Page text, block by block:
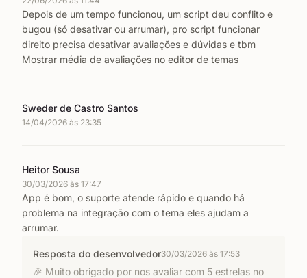
seus clientes.
✨ Funcionalidades
✅ Importação fácil de avaliações de plataformas como
✅ Selecione temas inspirados nas grandes plataformas ou
personalize o layout das avaliações.
✅ Moderação e aprovação de avaliações manual ou
automática.
🚀 Benefícios
plataformas.
Depois de um tempo funcionou, um script deu conflito e
bugou (só desativar ou arrumar), pro script funcionar
direito precisa desativar avaliações e dúvidas e tbm
Mostrar média de avaliações no editor de temas
Sweder de Castro Santos
14/04/2026 às 23:35
Heitor Sousa
30/03/2026 às 17:47
App é bom, o suporte atende rápido e quando há
problema na integração com o tema eles ajudam a
arrumar.
Resposta do desenvolvedor30/03/2026 às 17:53
🎉 Muito obrigado por nos avaliar com 5 estrelas no